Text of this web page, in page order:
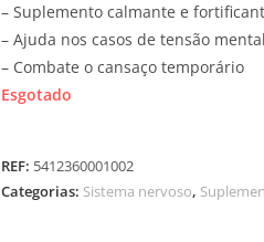
– Suplemento calmante e
– Ajuda nos casos de tensão
– Combate o cansaço temporário
Esgotado
REF: 5412360001002
Categorias: Sistema nervoso,